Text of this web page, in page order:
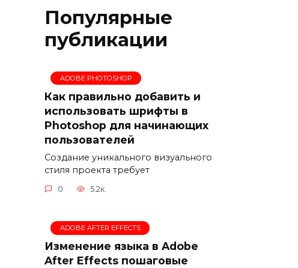
Популярные
публикации
ADOBE PHOTOSHOP
Как правильно добавить и
использовать шрифты в
Photoshop для начинающих
пользователей
Создание уникального визуального
стиля проекта требует
0 5.2к.
ADOBE AFTER EFFECTS
Изменение языка в Adobe
After Effects пошаговые